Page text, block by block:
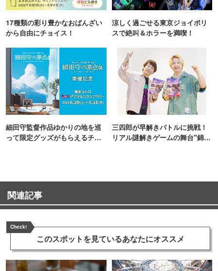
17種類の彩り豊かなおばんざい
から自由にチョイス！
涼しく過ごせる東京ジョイポリ
スで絶叫＆ホラーを満喫！
細田守監督作品ゆかりの地を巡
って限定グッズがもらえるチャ
三四郎が早解きバトルに挑戦！
リアル謎解きゲームの舞台"錦糸
関連記事
Check!
このスポットを見ているあなたにオススメ